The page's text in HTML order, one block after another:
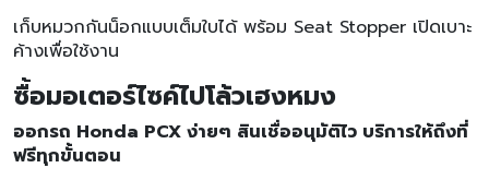
เก็บหมวกกันน็อกแบบเต็มใบได้ พร้อม Seat Stopper เปิดเบาะ
ค้างเพื่อใช้งาน
ซื้อมอเตอร์ไซค์ไปโล้วเฮงหมง
ออกรถ Honda PCX ง่ายๆ สินเชื่ออนุมัติไว บริการให้ถึงที่
ฟรีทุกขั้นตอน